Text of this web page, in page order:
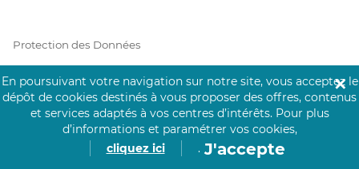
Protection des Données
Vie Privée
En poursuivant votre navigation sur notre site, vous acceptez le
dépôt de cookies destinés à vous proposer des offres, contenus
et services adaptés à vos centres d’intérêts. Pour plus
d’informations et paramétrer vos cookies,
cliquez ici
. J'accepte
✕